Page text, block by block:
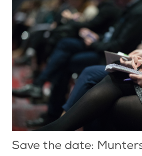
Save the date: